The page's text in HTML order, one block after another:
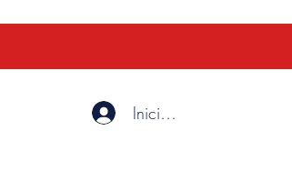
Iniciar Sesión